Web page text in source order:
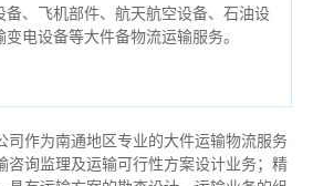
备、飞机部件、航天航空设备、石油设
变电设备等大件备物流运输服务。
司作为南通地区专业的大件运输物流服务
咨询监理及运输可行性方案设计业务；精